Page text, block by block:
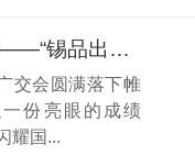
广交世界 锡山同行——“锡品出海”再创佳绩
会圆满落下帷
份亮眼的成绩
耀国...